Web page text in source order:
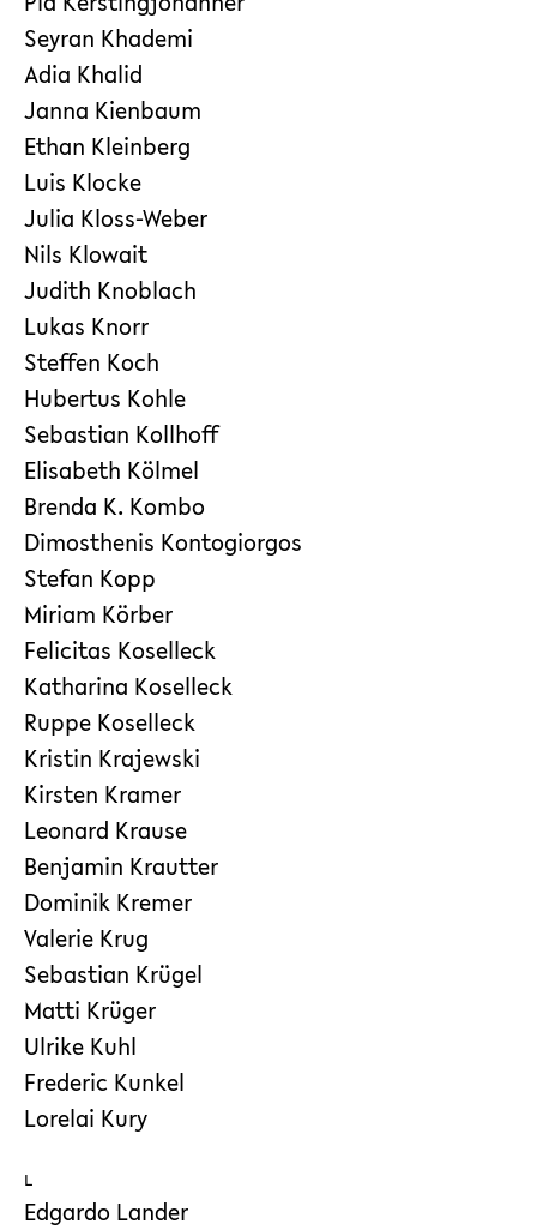
Seyran Khademi
Adia Khalid
Janna Kienbaum
Ethan Kleinberg
Luis Klocke
Julia Kloss-Weber
Nils Klowait
Judith Knoblach
Lukas Knorr
Steffen Koch
Hubertus Kohle
Sebastian Kollhoff
Elisabeth Kölmel
Brenda K. Kombo
Dimosthenis Kontogiorgos
Stefan Kopp
Miriam Körber
Felicitas Koselleck
Katharina Koselleck
Ruppe Koselleck
Kristin Krajewski
Kirsten Kramer
Leonard Krause
Benjamin Krautter
Dominik Kremer
Valerie Krug
Sebastian Krügel
Matti Krüger
Ulrike Kuhl
Frederic Kunkel
Lorelai Kury
L
Edgardo Lander